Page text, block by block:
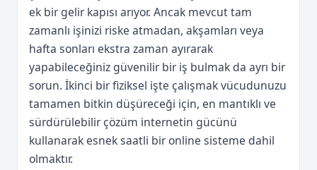
ek bir gelir kapısı arıyor. Ancak mevcut tam
zamanlı işinizi riske atmadan, akşamları veya
hafta sonları ekstra zaman ayırarak
yapabileceğiniz güvenilir bir iş bulmak da ayrı bir
sorun. İkinci bir fiziksel işte çalışmak vücudunuzu
tamamen bitkin düşüreceği için, en mantıklı ve
sürdürülebilir çözüm internetin gücünü
kullanarak esnek saatli bir online sisteme dahil
olmaktır.